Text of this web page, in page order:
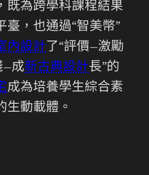
既為跨學科課程結果
臺，也通過“智美幣”
內設計 了“評價—激勵
—成新古典設計長”的
成為培養學生綜合素
生動載體。